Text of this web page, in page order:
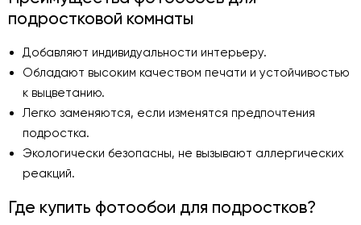
подростковой комнаты
Добавляют индивидуальности интерьеру.
Обладают высоким качеством печати и устойчивостью
к выцветанию.
Легко заменяются, если изменятся предпочтения
подростка.
Экологически безопасны, не вызывают аллергических
реакций.
Где купить фотообои для подростков?